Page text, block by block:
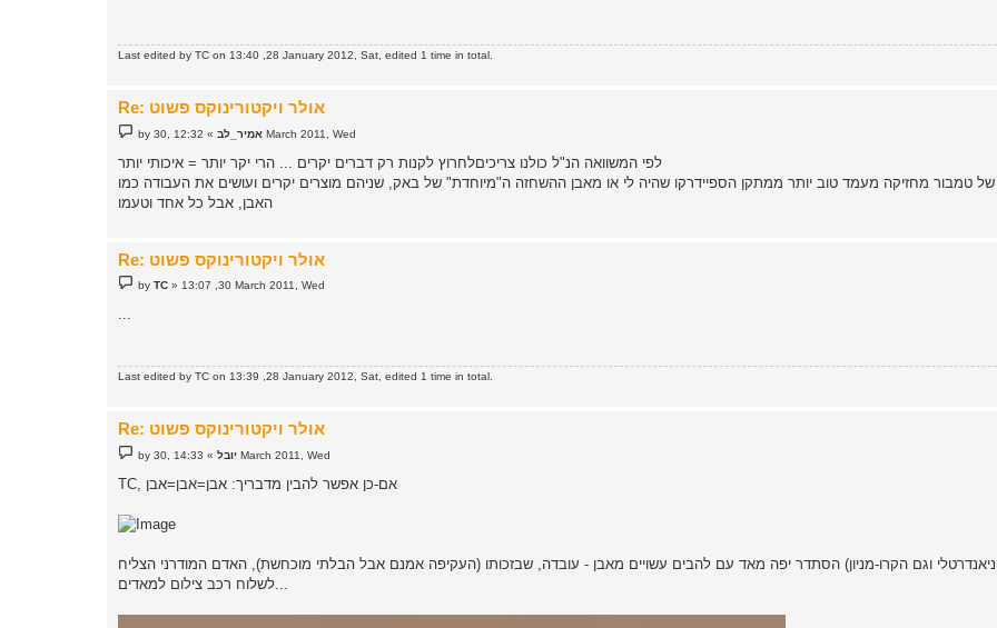
Last edited by TC on 13:40 ,28 January 2012, Sat, edited 1 time in total.
Re: אולר ויקטורינוקס פשוט
P
o
t
by אמיר_לב» 12:32 ,30 March 2011, Wed
לפי המשוואה הנ"ל כולנו צריכיםלחרוץ לקנות רק דברים יקרים ... הרי יקר יותר = איכותי יותר
של טמבור מחזיקה מעמד טוב יותר ממתקן הספיידרקו שהיה לי או מאבן ההשחזה ה"מיוחדת" של באק, שניהם מוצרים יקרים ועושים את העבודה כמו
האבן, אבל כל אחד וטעמו
Re: אולר ויקטורינוקס פשוט
P
o
byTC » 13:07 ,30 March 2011, Wed
...
Last edited by TC on 13:39 ,28 January 2012, Sat, edited 1 time in total.
Re: אולר ויקטורינוקס פשוט
P
o
s
t
by יובל» 14:33 ,30 March 2011, Wed
TC, אם-כן אפשר להבין מדבריך: אבן=אבן=אבן
וגם הקרו-מניון) הסתדר יפה מאד עם להבים עשויים מאבן - עובדה, שבזכותו (העקיפה אמנם אבל הבלתי מוכחשת), האדם המודרני הצליח
לשלוח רכב צילום למאדים...